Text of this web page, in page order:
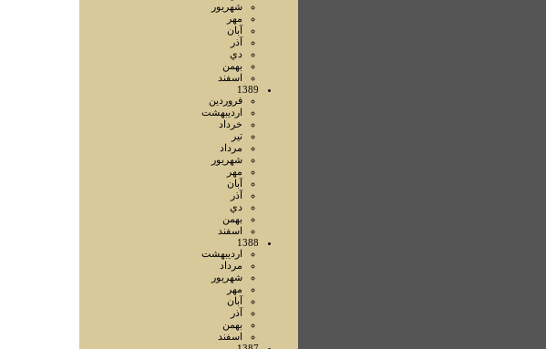
شهريور
مهر
آبان
آذر
دي
بهمن
اسفند
1389
فروردين
ارديبهشت
خرداد
تير
مرداد
شهريور
مهر
آبان
آذر
دي
بهمن
اسفند
1388
ارديبهشت
مرداد
شهريور
مهر
آبان
آذر
بهمن
اسفند